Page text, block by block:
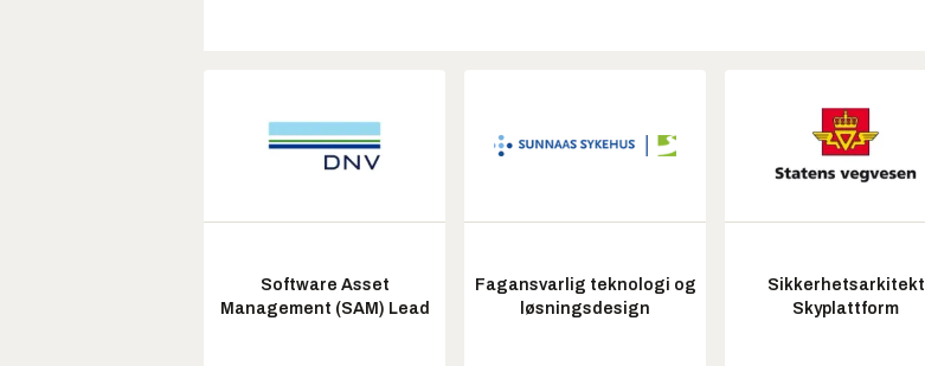
Software Asset
Management (SAM) Lead
Fagansvarlig teknologi og
løsningsdesign
Sikkerhetsarkitekt
Skyplattform